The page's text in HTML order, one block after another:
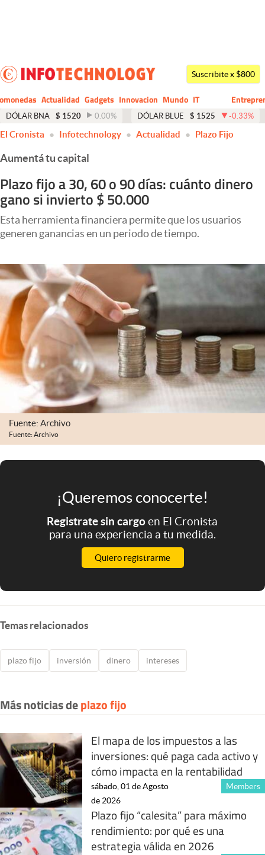
Dólar
Economía y Política
Finanzas y Mercados
Mercados Online
Negocios
Columnistas
Infotechnology
Clase
Clima
Mundial 2026
Eventos Corporativos
El Cronista Studio
Mediakit
abre en nueva pestaña
Argentina
Suscribite x $800
Actualidad Gadgets Innovacion Mundo
CIO
IT
Business
DÓLAR BNA $ 1520 0.00% DÓLAR BLUE $ 1525 -0.33%
El Cronista Infotechnology Actualidad Plazo Fijo
Aumentá tu capital
Plazo fijo a 30, 60 o 90 días: cuánto dinero
gano si invierto $ 50.000
Esta herramienta financiera permite que los usuarios
generen ganancias en un periodo de tiempo.
Fuente: Archivo
Fuente: Archivo
¡Queremos conocerte!
Registrate sin cargoen El Cronista
para una experiencia a tu medida.
Quiero registrarme
Temas relacionados
plazo fijo inversión dinero intereses
Más noticias deplazo fijo
El mapa de los impuestos a las
inversiones: qué paga cada activo y
cómo impacta en la rentabilidad
Members
sábado, 01 de Agosto
de 2026
Plazo fijo “calesita” para máximo
rendimiento: por qué es una
estrategia válida en 2026